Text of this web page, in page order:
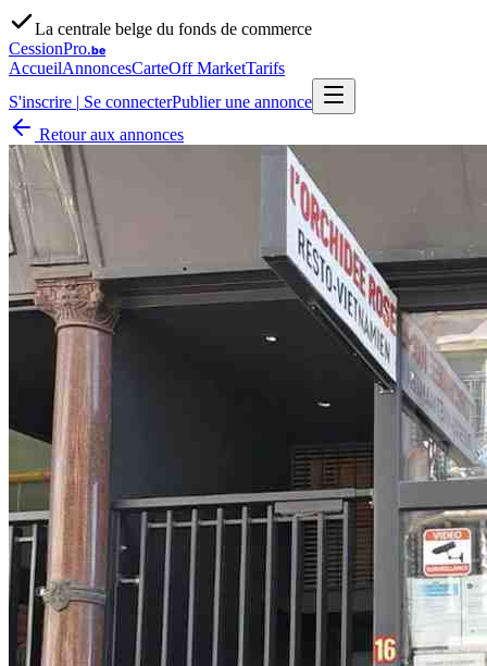
La centrale belge du fonds de commerce
CessionPro.be
AccueilAnnoncesCarteOff MarketTarifs
S'inscrire | Se connecterPublier une annonce
Retour aux annonces